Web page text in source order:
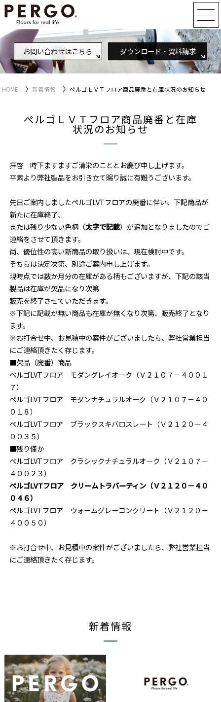
お問い合わせはこちら ダウンロード・資料請求
HOME 〉新着情報 〉ぺルゴＬＶＴフロア商品廃番と在庫状況のお知らせ
ぺルゴＬＶＴフロア商品廃番と在庫
状況のお知らせ
拝啓 時下ますますご清栄のこととお慶び申し上げます。
平素より弊社製品をお引き立て賜り誠に有難うございます。
先日ご案内しましたぺルゴLVTフロアの廃番に伴い、下記商品が
新たに在庫終了、
または残り少ない色柄（太字で記載）が追加となりましたのでご
連絡をさせて頂きます。
尚、優位性の高い新商品の取り扱いは、現在検討中です。
そちらは決定次第、別途ご案内申し上げます。
現時点では数か月分の在庫がある柄もございますが、下記の該当
製品は在庫が欠品になり次第
販売を終了させていただきます。
※下記に記載が無い商品も在庫が無くなり次第、販売終了となり
ます。
※お打合せ中、お見積中の案件がございましたら、弊社営業担当
にご連絡頂きたく存じます。
■欠品（廃番）商品
ペルゴLVTフロア モダングレイオーク（Ｖ２１０７－４００１
７）
ぺルゴLVTフロア モダンナチュラルオーク（Ｖ２１０７－４０
０１８）
ペルゴLVTフロア ブラックスキバロスレート（Ｖ２１２０－４
００３５）
■残り僅か
ぺルゴLVTフロア クラシックナチュラルオーク（Ｖ２１０７－
４００２３）
ぺルゴLVTフロア クリームトラバーティン（Ｖ２１２０－４０
０４６）
ぺルゴLVTフロア ウォームグレーコンクリート（Ｖ２１２０－
４００５０）
※お打合せ中、お見積中の案件がございましたら、弊社営業担当
にご連絡頂きたく存じます。
新着情報